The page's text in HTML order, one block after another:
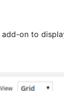
add-on to